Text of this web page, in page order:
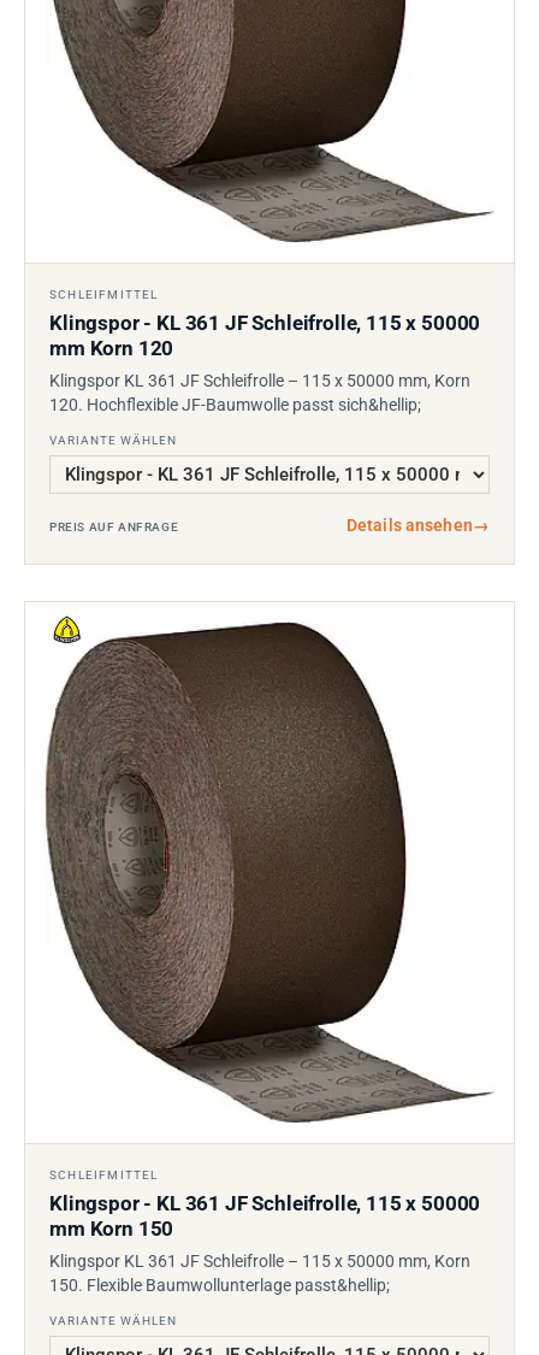
SCHLEIFMITTEL
Klingspor - KL 361 JF Schleifrolle, 115 x 50000
mm Korn 120
Klingspor KL 361 JF Schleifrolle – 115 x 50000 mm, Korn
120. Hochflexible JF-Baumwolle passt sich&hellip;
VARIANTE WÄHLEN
PREIS AUF ANFRAGE Details ansehen→
SCHLEIFMITTEL
Klingspor - KL 361 JF Schleifrolle, 115 x 50000
mm Korn 150
Klingspor KL 361 JF Schleifrolle – 115 x 50000 mm, Korn
150. Flexible Baumwollunterlage passt&hellip;
VARIANTE WÄHLEN